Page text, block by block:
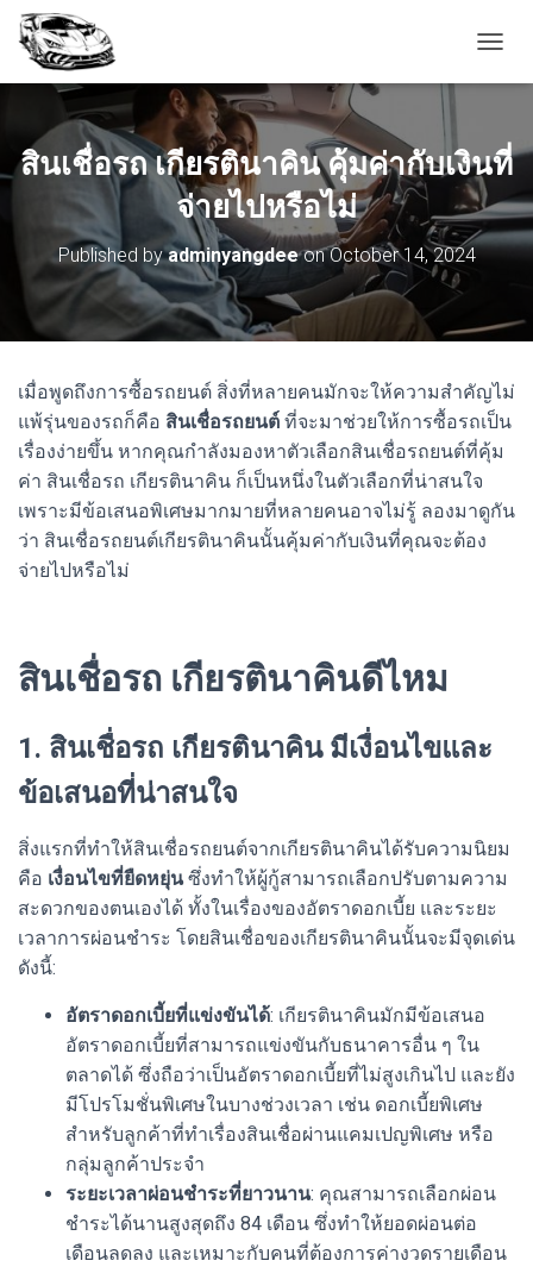
O
L
E
A
V
T
N
สินเชื่อรถ เกียรตินาคิน คุ้มค่ากับเงินที่
จ่ายไปหรือไม่
Published byadminyangdeeonOctober 14, 2024
เมื่อพูดถึงการซื้อรถยนต์ สิ่งที่หลายคนมักจะให้ความสำคัญไม่
แพ้รุ่นของรถก็คือ สินเชื่อรถยนต์ ที่จะมาช่วยให้การซื้อรถเป็น
เรื่องง่ายขึ้น หากคุณกำลังมองหาตัวเลือกสินเชื่อรถยนต์ที่คุ้ม
ค่า สินเชื่อรถ เกียรตินาคิน ก็เป็นหนึ่งในตัวเลือกที่น่าสนใจ
เพราะมีข้อเสนอพิเศษมากมายที่หลายคนอาจไม่รู้ ลองมาดูกัน
ว่า สินเชื่อรถยนต์เกียรตินาคินนั้นคุ้มค่ากับเงินที่คุณจะต้อง
จ่ายไปหรือไม่
สินเชื่อรถ เกียรตินาคินดีไหม
1. สินเชื่อรถ เกียรตินาคิน มีเงื่อนไขและ
ข้อเสนอที่น่าสนใจ
สิ่งแรกที่ทำให้สินเชื่อรถยนต์จากเกียรตินาคินได้รับความนิยม
คือ เงื่อนไขที่ยืดหยุ่นซึ่งทำให้ผู้กู้สามารถเลือกปรับตามความ
สะดวกของตนเองได้ ทั้งในเรื่องของอัตราดอกเบี้ย และระยะ
เวลาการผ่อนชำระ โดยสินเชื่อของเกียรตินาคินนั้นจะมีจุดเด่น
ดังนี้:
อัตราดอกเบี้ยที่แข่งขันได้: เกียรตินาคินมักมีข้อเสนอ
อัตราดอกเบี้ยที่สามารถแข่งขันกับธนาคารอื่น ๆ ใน
ตลาดได้ ซึ่งถือว่าเป็นอัตราดอกเบี้ยที่ไม่สูงเกินไป และยัง
มีโปรโมชั่นพิเศษในบางช่วงเวลา เช่น ดอกเบี้ยพิเศษ
สำหรับลูกค้าที่ทำเรื่องสินเชื่อผ่านแคมเปญพิเศษ หรือ
กลุ่มลูกค้าประจำ
ระยะเวลาผ่อนชำระที่ยาวนาน: คุณสามารถเลือกผ่อน
ชำระได้นานสูงสุดถึง 84 เดือน ซึ่งทำให้ยอดผ่อนต่อ
เดือนลดลง และเหมาะกับคนที่ต้องการค่างวดรายเดือน